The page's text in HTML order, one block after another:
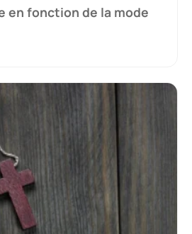
en fonction de la mode